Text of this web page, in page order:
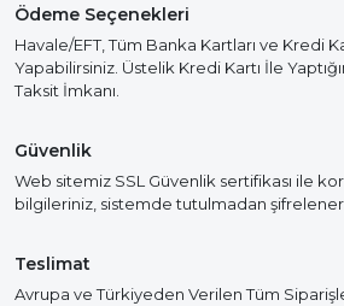
Ödeme Seçenekleri
Havale/EFT, Tüm Banka Kartları ve Kredi
Yapabilirsiniz. Üstelik Kredi Kartı İle
Taksit İmkanı.
Güvenlik
Web sitemiz SSL Güvenlik sertifikası ile
bilgileriniz, sistemde tutulmadan
Teslimat
Avrupa ve Türkiyeden Verilen Tüm